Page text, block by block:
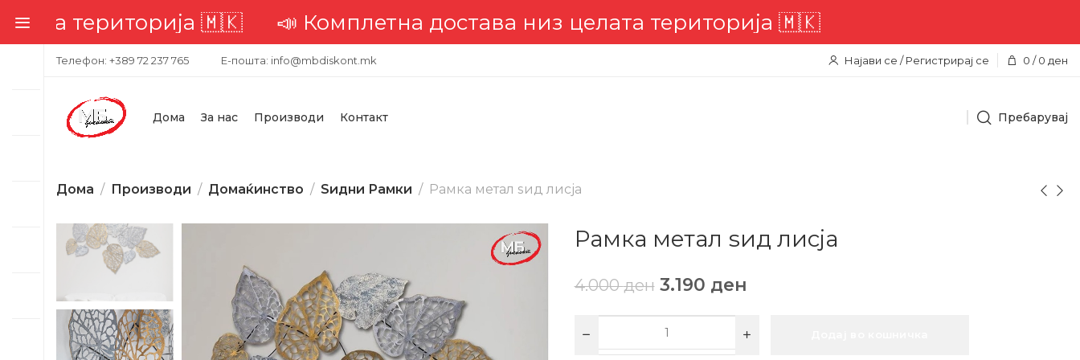
територија 🇲🇰📣 Комплетна достава низ целата територија 🇲🇰
Телефон: +389 72 237 765 Е-пошта: info@mbdiskont.mk Најави се / Регистрирај се 0 / 0 ден
Дома За нас Производи Контакт Пребарувај
Дома Производи Домаќинство Ѕидни Рамки Рамка метал ѕид лисја
Рамка метал ѕид лисја
4.000ден 3.190 ден